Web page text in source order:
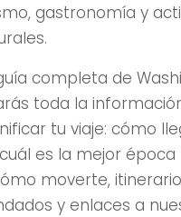
gastronomía y
completa de
toda la
tu viaje: cómo
es la mejor
moverte,
y enlaces a